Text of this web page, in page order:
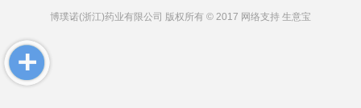
博璞诺(浙江)药业有限公司 版权所有 © 2017 网络支持 生意宝